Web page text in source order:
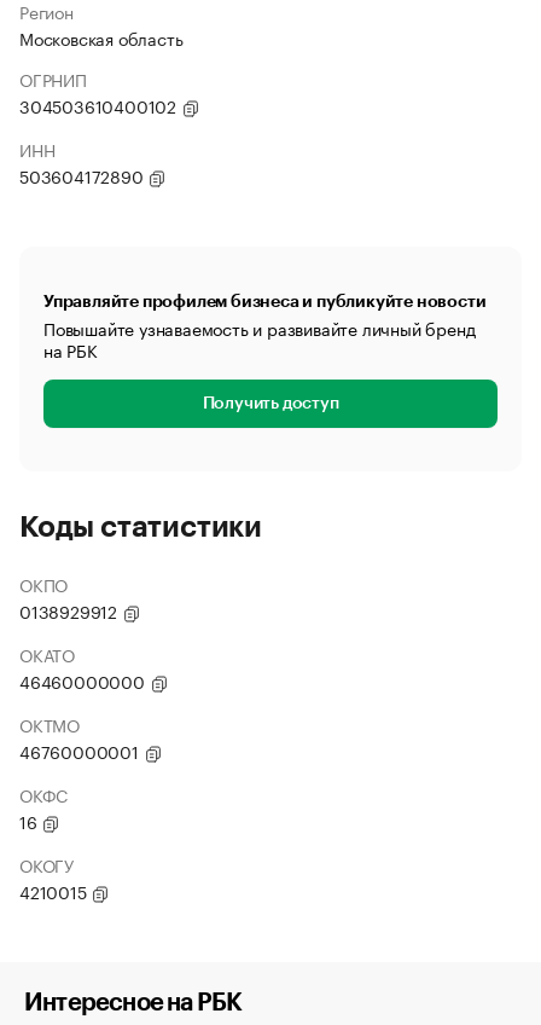
Регион
Московская область
ОГРНИП
304503610400102
ИНН
503604172890
Управляйте профилем бизнеса и публикуйте новости
Повышайте узнаваемость и развивайте личный бренд
на РБК
Получить доступ
Коды статистики
ОКПО
0138929912
ОКАТО
46460000000
ОКТМО
46760000001
ОКФС
16
ОКОГУ
4210015
Интересное на РБК